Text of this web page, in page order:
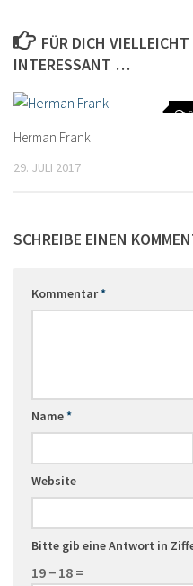
FÜR DICH
INTERESSANT …
0
Herman Frank
29. JULI 2017
SCHREIBE EINEN
Kommentar*
Name*
Website
Bitte gib eine Antwort in
19 − 18 =